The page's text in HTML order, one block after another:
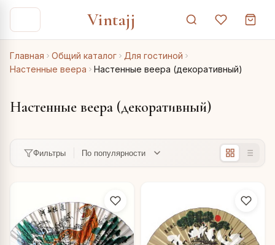
Vintajj
Главная Общий каталог
Для гостиной
Настенные веера
Настенные веера (декоративный)
Настенные веера (декоративный)
Фильтры